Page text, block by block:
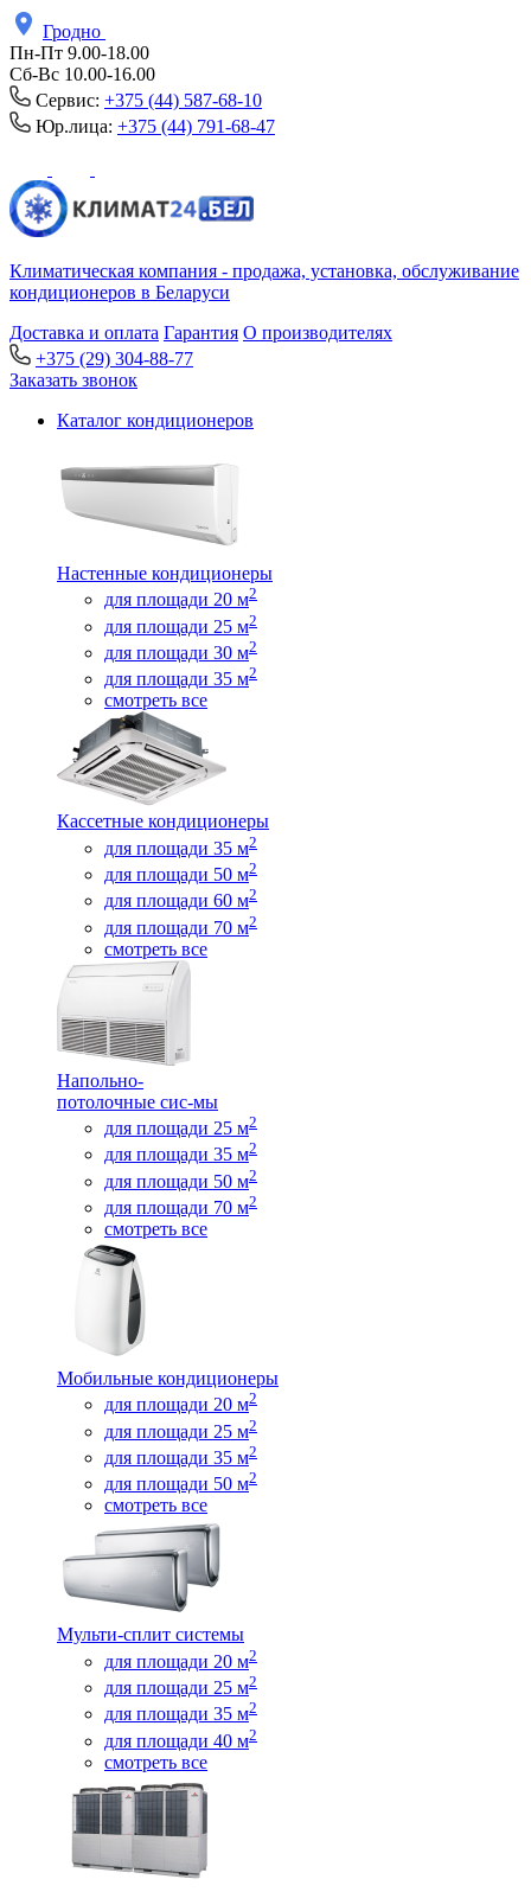
Гродно
Пн-Пт 9.00-18.00
Сб-Вс 10.00-16.00
Сервис: +375 (44) 587-68-10
Юр.лица: +375 (44) 791-68-47
Климатическая компания - продажа, установка, обслуживание
кондиционеров в Беларуси
Доставка и оплата Гарантия О производителях
+375 (29) 304-88-77
Заказать звонок
Каталог кондиционеров
Настенные кондиционеры
для площади 20 м2
для площади 25 м2
для площади 30 м2
для площади 35 м2
смотреть все
Кассетные кондиционеры
для площади 35 м2
для площади 50 м2
для площади 60 м2
для площади 70 м2
смотреть все
Напольно-
потолочные сис-мы
для площади 25 м2
для площади 35 м2
для площади 50 м2
для площади 70 м2
смотреть все
Мобильные кондиционеры
для площади 20 м2
для площади 25 м2
для площади 35 м2
для площади 50 м2
смотреть все
Мульти-сплит системы
для площади 20 м2
для площади 25 м2
для площади 35 м2
для площади 40 м2
смотреть все